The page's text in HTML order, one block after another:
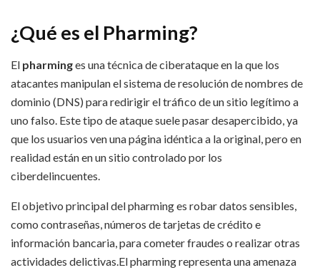
¿Qué es el Pharming?
El pharminges una técnica de ciberataque en la que los
atacantes manipulan el sistema de resolución de nombres de
dominio (DNS) para redirigir el tráfico de un sitio legítimo a
uno falso. Este tipo de ataque suele pasar desapercibido, ya
que los usuarios ven una página idéntica a la original, pero en
realidad están en un sitio controlado por los
ciberdelincuentes.
El objetivo principal del pharming es robar datos sensibles,
como contraseñas, números de tarjetas de crédito e
información bancaria, para cometer fraudes o realizar otras
actividades delictivas.El pharming representa una amenaza